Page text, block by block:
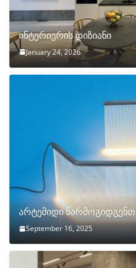
ინტერიერის დიზიანი
January 24, 2026
არტემიდი წარმოგიდგენთ
September 16, 2025